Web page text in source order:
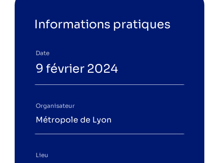
Spotify
Espace particuliers
Espace professionnels
Informations pratiques
Date
9 février 2024
Organisateur
Métropole de Lyon
Lieu